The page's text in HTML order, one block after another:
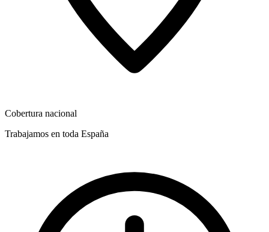
Cobertura nacional
Trabajamos en toda España